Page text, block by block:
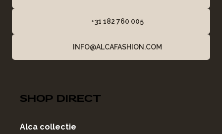
+31 182 760 005
INFO@ALCAFASHION.COM
SHOP DIRECT
Alca collectie